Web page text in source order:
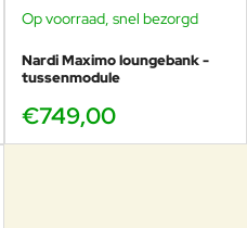
Op voorraad, snel bezorgd
Nardi Maximo loungebank -
tussenmodule
€749,00